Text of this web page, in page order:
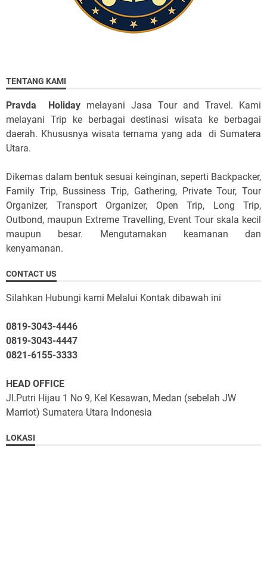
TENTANG KAMI
Pravda Holiday melayani Jasa Tour and Travel. Kami
melayani Trip ke berbagai destinasi wisata ke berbagai
daerah. Khususnya wisata ternama yang ada di Sumatera
Utara.
Dikemas dalam bentuk sesuai keinginan, seperti Backpacker,
Family Trip, Bussiness Trip, Gathering, Private Tour, Tour
Organizer, Transport Organizer, Open Trip, Long Trip,
Outbond, maupun Extreme Travelling, Event Tour skala kecil
maupun besar. Mengutamakan keamanan dan
kenyamanan.
CONTACT US
Silahkan Hubungi kami Melalui Kontak dibawah ini
0819-3043-4446
0819-3043-4447
0821-6155-3333
HEAD OFFICE
Jl.Putri Hijau 1 No 9, Kel Kesawan, Medan (sebelah JW
Marriot) Sumatera Utara Indonesia
LOKASI